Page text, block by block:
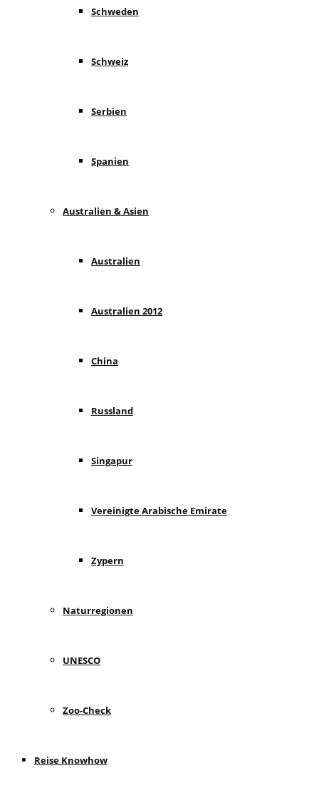
Schweden
Schweiz
Serbien
Spanien
Australien & Asien
Australien
Australien 2012
China
Russland
Singapur
Vereinigte Arabische Emirate
Zypern
Naturregionen
UNESCO
Zoo-Check
Reise Knowhow